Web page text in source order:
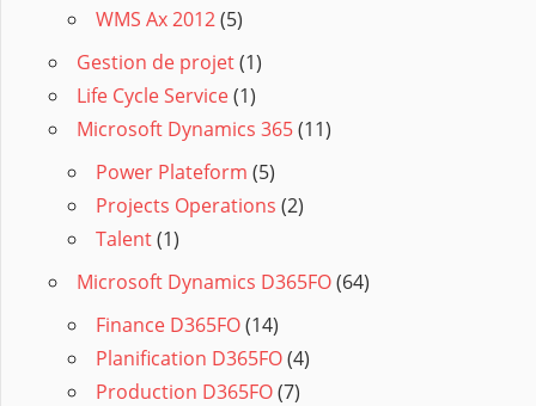
WMS Ax 2012(5)
Gestion de projet(1)
Life Cycle Service(1)
Microsoft Dynamics 365(11)
Power Plateform (5)
Projects Operations (2)
Talent(1)
Microsoft Dynamics D365FO(64)
Finance D365FO(14)
Planification D365FO(4)
Production D365FO(7)